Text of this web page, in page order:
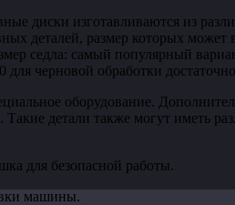
диски изготавливаются из
деталей, размер которых
седла: самый популярный
черновой обработки
оборудование.
детали также могут иметь
для безопасной работы.
машины.